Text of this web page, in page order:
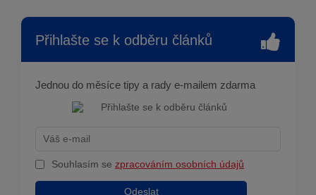
Přihlašte se k odběru článků
Jednou do měsíce tipy a rady e-mailem zdarma
Souhlasím se zpracováním osobních údajů
Odeslat